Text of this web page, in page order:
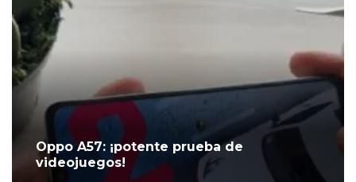
Oppo A57: ¡potente prueba de
videojuegos!